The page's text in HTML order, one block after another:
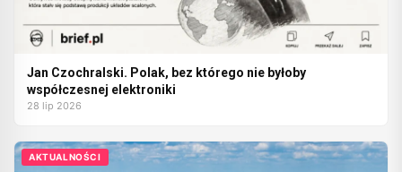
Jan Czochralski. Polak, bez którego nie byłoby
współczesnej elektroniki
28 lip 2026
AKTUALNOŚCI